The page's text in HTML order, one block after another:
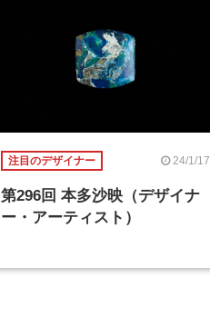
注目のデザイナー 24/1/17
第296回 本多沙映（デザイナ
ー・アーティスト）